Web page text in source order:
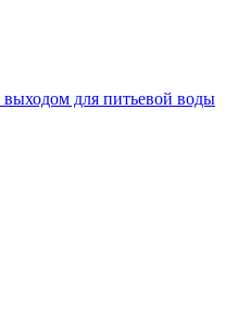
для питьевой воды